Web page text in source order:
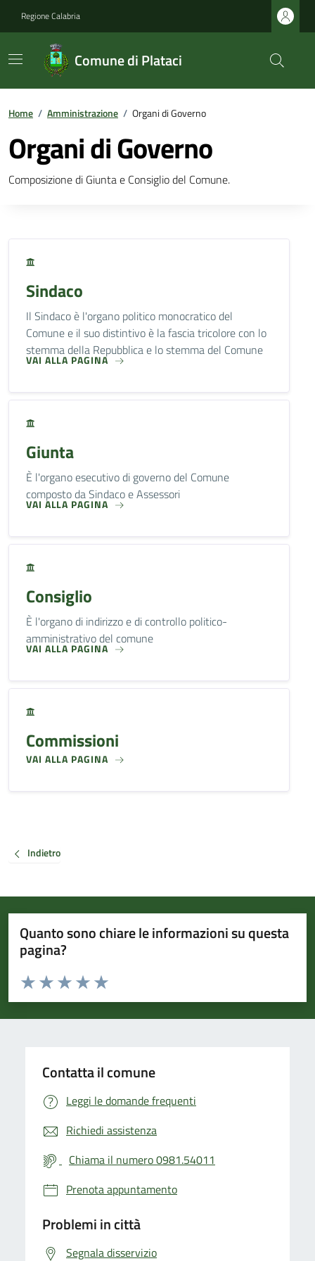
Regione Calabria
Comune di Plataci
Home / Amministrazione / Organi di Governo
Organi di Governo
Composizione di Giunta e Consiglio del Comune.
Sindaco
Il Sindaco è l'organo politico monocratico del
Comune e il suo distintivo è la fascia tricolore con lo
stemma della Repubblica e lo stemma del Comune
VAI ALLA PAGINA
Giunta
È l'organo esecutivo di governo del Comune
composto da Sindaco e Assessori
VAI ALLA PAGINA
Consiglio
È l'organo di indirizzo e di controllo politico-
amministrativo del comune
VAI ALLA PAGINA
Commissioni
VAI ALLA PAGINA
Indietro
Quanto sono chiare le informazioni su questa
pagina?
Valuta da 1 a 5 stelle la pagina
Valuta 5 stelle su 5
Valuta 4 stelle su 5
Valuta 3 stelle su 5
Valuta 2 stelle su 5
Valuta 1 stelle su 5
Contatta il comune
Leggi le domande frequenti
Richiedi assistenza
Chiama il numero 0981.54011
Prenota appuntamento
Problemi in città
Segnala disservizio